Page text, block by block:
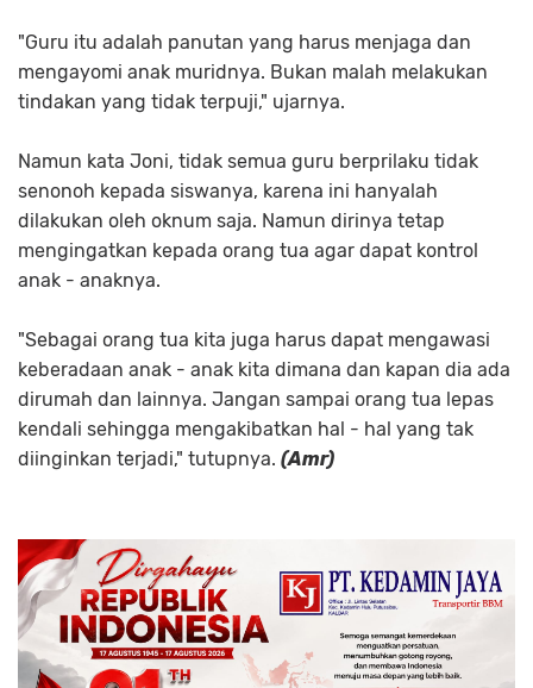
"Guru itu adalah panutan yang harus menjaga dan
mengayomi anak muridnya. Bukan malah melakukan
tindakan yang tidak terpuji," ujarnya.
Namun kata Joni, tidak semua guru berprilaku tidak
senonoh kepada siswanya, karena ini hanyalah
dilakukan oleh oknum saja. Namun dirinya tetap
mengingatkan kepada orang tua agar dapat kontrol
anak - anaknya.
"Sebagai orang tua kita juga harus dapat mengawasi
keberadaan anak - anak kita dimana dan kapan dia ada
dirumah dan lainnya. Jangan sampai orang tua lepas
kendali sehingga mengakibatkan hal - hal yang tak
diinginkan terjadi," tutupnya. (Amr)